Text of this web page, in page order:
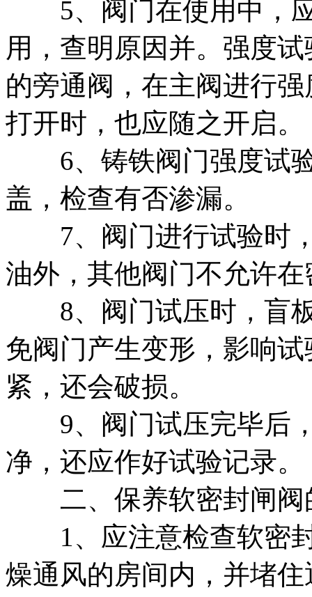
5、阀门在使用中，应
用，查明原因并。强度
的旁通阀，在主阀进行
打开时，也应随之开启。
6、铸铁阀门强度试验
盖，检查有否渗漏。
7、阀门进行试验时，
油外，其他阀门不允许
8、阀门试压时，盲板
免阀门产生变形，影响
紧，还会破损。
9、阀门试压完毕后，
净，还应作好试验记录。
二、保养软密封闸阀
1、应注意检查软密封
燥通风的房间内，并堵